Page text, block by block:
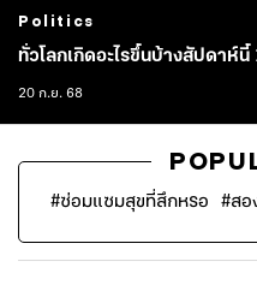
Politics
ทั่วโลกเกิดอะไรขึ้นบ้างสัปดาห์
20 ก.ย. 68
#ซ่อมแซมสุขที่สึกหรอ #สอ